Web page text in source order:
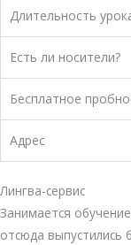
Длительность
Есть ли носители?
Бесплатное
Адрес
Лингва-сервис
Занимается
отсюда выпустились